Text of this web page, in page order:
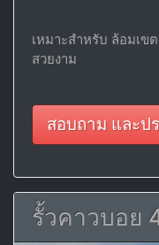
เหมาะสำหรับ ล้อมเข
สวยงาม
สอบถาม และป
รั้วคาวบอย